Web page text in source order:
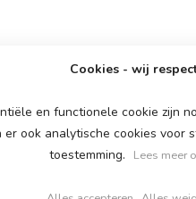
Cookies - wij
en functionele cookie zijn
er ook analytische cookies
toestemming.
Lees meer